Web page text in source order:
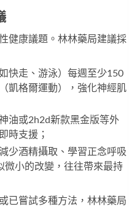
健康議題。林林藥局建議採
快走、游泳）每週至少150
凱格爾運動），強化神經肌
油或2h2d新款黑金版等外
時支援；
少酒精攝取、學習正念呼吸
小的改變，往往帶來最持
已嘗試多種方法，林林藥局